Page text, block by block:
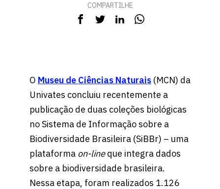
COMPARTILHE
O Museu de Ciências Naturais (MCN) da
Univates concluiu recentemente a
publicação de duas coleções biológicas
no Sistema de Informação sobre a
Biodiversidade Brasileira (SiBBr) – uma
plataforma on-lineque integra dados
sobre a biodiversidade brasileira.
Nessa etapa, foram realizados 1.126